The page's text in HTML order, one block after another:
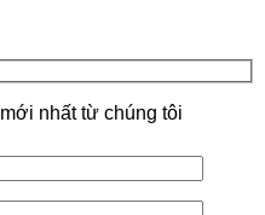
nhất từ chúng tôi